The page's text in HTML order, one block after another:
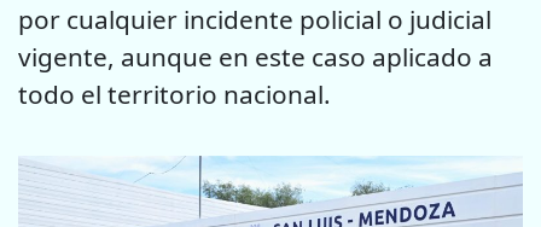
por cualquier incidente policial o judicial
vigente, aunque en este caso aplicado a
todo el territorio nacional.